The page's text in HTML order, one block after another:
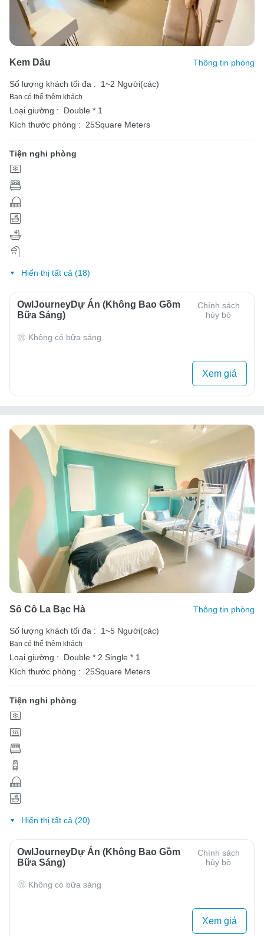
Kem Dâu Thông tin phòng
Số lượng khách tối đa : 1~2 Người(các)
Bạn có thể thêm khách
Loại giường :
Double * 1
Kích thước phòng :
25Square Meters
Tiện nghi phòng
Hiển thị tất cả (18)
OwlJourneyDự Án (Không Bao Gồm
Bữa Sáng)
Chính sách
hủy bỏ
Không có bữa sáng
Xem giá
Sô Cô La Bạc Hà Thông tin phòng
Số lượng khách tối đa : 1~5 Người(các)
Bạn có thể thêm khách
Loại giường : Double * 2 Single * 1
Kích thước phòng : 25Square Meters
Tiện nghi phòng
Hiển thị tất cả (20)
OwlJourneyDự Án (Không Bao Gồm
Bữa Sáng)
Chính sách
hủy bỏ
Không có bữa sáng
Xem giá